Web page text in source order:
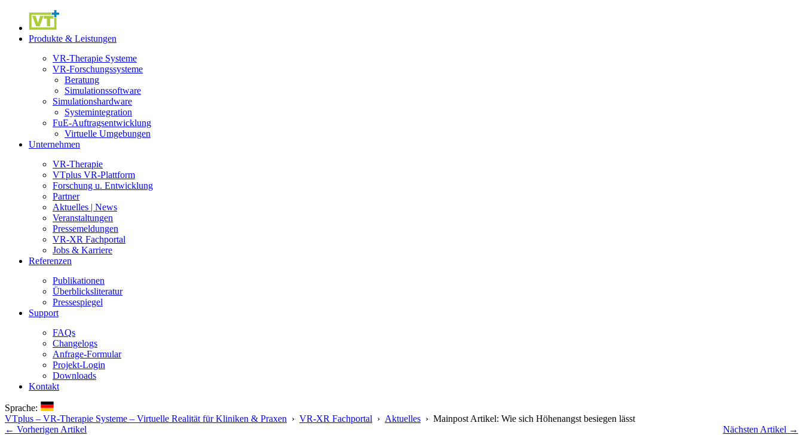
Produkte & Leistungen
VR-Therapie Systeme
VR-Forschungssysteme
Beratung
Simulationssoftware
Simulationshardware
Systemintegration
FuE-Auftragsentwicklung
Virtuelle Umgebungen
Unternehmen
VR-Therapie
VTplus VR-Plattform
Forschung u. Entwicklung
Partner
Aktuelles | News
Veranstaltungen
Pressemeldungen
VR-XR Fachportal
Jobs & Karriere
Referenzen
Publikationen
Überblicksliteratur
Pressespiegel
Support
FAQs
Changelogs
Anfrage-Formular
Projekt-Login
Downloads
Kontakt
Sprache:
VTplus – VR-Therapie Systeme – Virtuelle Realität für Kliniken & Praxen › VR-XR Fachportal › Aktuelles › Mainpost Artikel: Wie sich Höhenangst besiegen lässt
← Vorherigen Artikel Nächsten Artikel →